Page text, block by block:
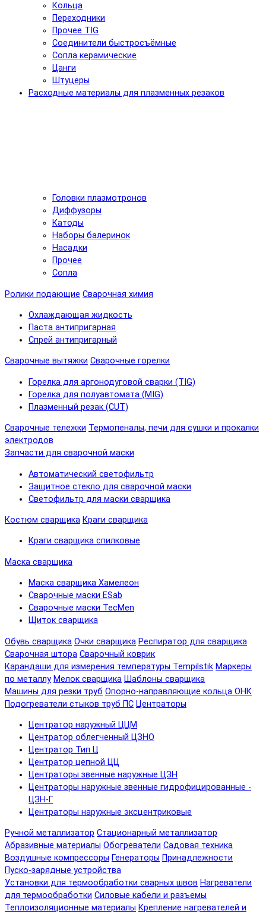
Кольца
Переходники
Прочее TIG
Соединители быстросъёмные
Сопла керамические
Цанги
Штуцеры
Расходные материалы для плазменных резаков
Головки плазмотронов
Диффузоры
Катоды
Наборы балеринок
Насадки
Прочее
Сопла
Ролики подающие Сварочная химия
Охлаждающая жидкость
Паста антипригарная
Спрей антипригарный
Сварочные вытяжки Сварочные горелки
Горелка для аргонодуговой сварки (TIG)
Горелка для полуавтомата (MIG)
Плазменный резак (CUT)
Сварочные тележки Термопеналы, печи для сушки и прокалки
электродов
Запчасти для сварочной маски
Автоматический светофильтр
Защитное стекло для сварочной маски
Светофильтр для маски сварщика
Костюм сварщика Краги сварщика
Краги сварщика спилковые
Маска сварщика
Маска сварщика Хамелеон
Сварочные маски ESab
Сварочные маски TecMen
Щиток сварщика
Обувь сварщика Очки сварщика Респиратор для сварщика
Сварочная штора Сварочный коврик
Карандаши для измерения температуры Tempilstik Маркеры
по металлу Мелок сварщика Шаблоны сварщика
Машины для резки труб Опорно-направляющие кольца ОНК
Подогреватели стыков труб ПС Центраторы
Центратор наружный ЦЦМ
Центратор облегченный ЦЗНО
Центратор Тип Ц
Центратор цепной ЦЦ
Центраторы звенные наружные ЦЗН
Центраторы наружные звенные гидрофицированные -
ЦЗН-Г
Центраторы наружные эксцентриковые
Ручной металлизатор Стационарный металлизатор
Абразивные материалы Обогреватели Садовая техника
Воздушные компрессоры Генераторы Принадлежности
Пуско-зарядные устройства
Установки для термообработки сварных швов Нагреватели
для термообработки Силовые кабели и разъемы
Теплоизоляционные материалы Крепление нагревателей и